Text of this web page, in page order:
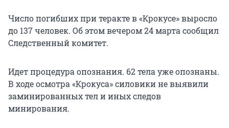
Число погибших при теракте в «Крокусе» выросло
до 137 человек. Об этом вечером 24 марта сообщил
Следственный комитет.
Идет процедура опознания. 62 тела уже опознаны.
В ходе осмотра «Крокуса» силовики не выявили
заминированных тел и иных следов
минирования.